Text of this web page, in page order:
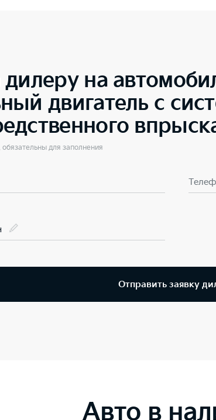
дилеру на
двигатель с
для заполнения
Отправить заявку
Авто в